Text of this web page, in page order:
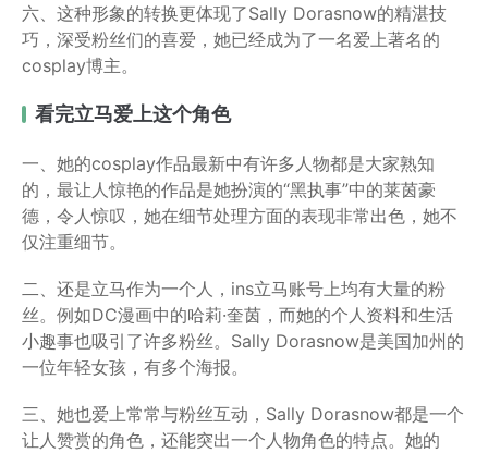
六、这种形象的转换更体现了Sally Dorasnow的精湛技
巧，深受粉丝们的喜爱，她已经成为了一名爱上著名的
cosplay博主。
看完立马爱上这个角色
一、她的cosplay作品最新中有许多人物都是大家熟知
的，最让人惊艳的作品是她扮演的“黑执事”中的莱茵豪
德，令人惊叹，她在细节处理方面的表现非常出色，她不
仅注重细节。
二、还是立马作为一个人，ins立马账号上均有大量的粉
丝。例如DC漫画中的哈莉·奎茵，而她的个人资料和生活
小趣事也吸引了许多粉丝。Sally Dorasnow是美国加州的
一位年轻女孩，有多个海报。
三、她也爱上常常与粉丝互动，Sally Dorasnow都是一个
让人赞赏的角色，还能突出一个人物角色的特点。她的